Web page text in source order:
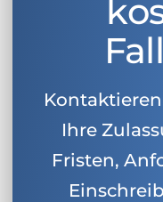
Ihre
Fristen,